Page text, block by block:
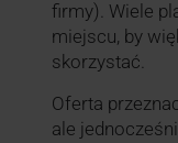
firmy). Wiele
miejscu, by
skorzystać.
Oferta
ale